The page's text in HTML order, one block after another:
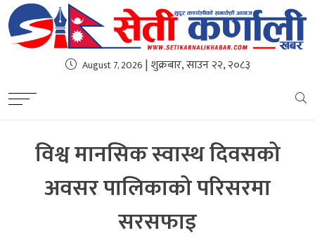
August 7, 2026 | शुक्रबार, साउन २२, २०८३
विश्व मानसिक स्वास्थ दिवसको
अवसर पालिकाको परिसरमा
सरसफाइ